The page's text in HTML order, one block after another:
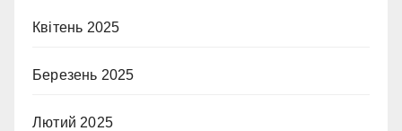
Квітень 2025
Березень 2025
Лютий 2025